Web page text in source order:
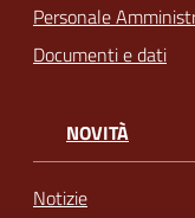
Personale
Documenti e dati
NOVITÀ
Notizie